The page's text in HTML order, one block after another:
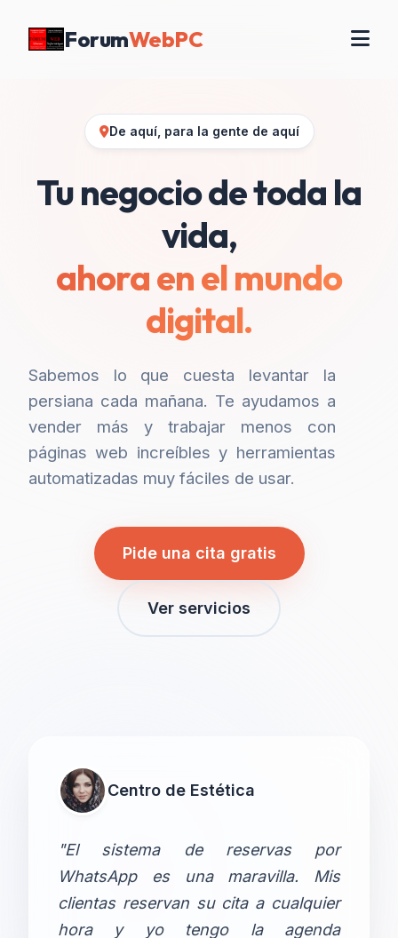
ForumWebPC
De aquí, para la gente de aquí
Tu negocio de toda la
vida,
ahora en el mundo
digital.
Sabemos lo que cuesta levantar la
persiana cada mañana. Te ayudamos a
vender más y trabajar menos con
páginas web increíbles y herramientas
automatizadas muy fáciles de usar.
Pide una cita gratis
Ver servicios
Centro de Estética
"El sistema de reservas por
WhatsApp es una maravilla. Mis
clientas reservan su cita a cualquier
hora y yo tengo la agenda